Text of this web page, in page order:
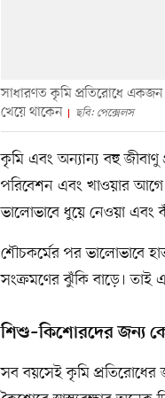
সাধারণত কৃমি প্রতিরোধে একজন
খেয়ে থাকেন
ছবি: পেক্সেলস
কৃমি এবং অন্যান্য বহু জীবাণু
পরিবেশন এবং খাওয়ার
ভালোভাবে ধুয়ে নেওয়া এবং
শৌচকর্মের পর ভালোভাবে
সংক্রমণের ঝুঁকি বাড়ে। তাই
শিশু–কিশোরদের জন্য
সব বয়সেই কৃমি